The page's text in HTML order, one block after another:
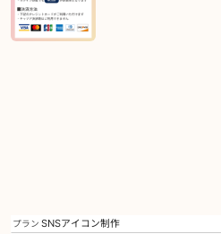
プラン SNSアイコン制作